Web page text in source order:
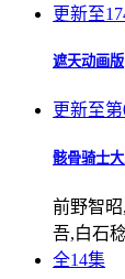
更新至
遮天动画版
更新至
骸骨骑士
前野智
吾,白石
全14集